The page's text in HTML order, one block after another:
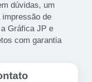
dúvidas, um
de
Gráfica JP e
com garantia